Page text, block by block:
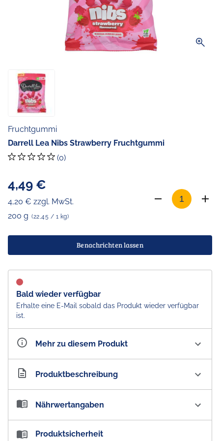
zoom_in
Fruchtgummi
Darrell Lea Nibs Strawberry Fruchtgummi
(0)
4,49 €
4,20 € zzgl. MwSt.
200 g (22,45 / 1 kg)
Benachrichten lassen
Bald wieder verfügbar
Erhalte eine E-Mail sobald das Produkt wieder verfügbar
ist.
Mehr zu diesem Produkt
Artikelnummer AU101480
Produktbeschreibung
Darrell Lea Nibs Strawberry Flavoured Fruchtgummi
Verwöhne deinen süßen Hunger mit köstlich
Nährwertangaben
Nährwertangaben:
Produktsicherheit